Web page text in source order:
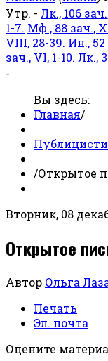
Утр. - Лк., 106
1-7. Мф., 88 зач.,
VIII, 28-39. Ин., 52
зач., VI, 1-10. Лк.,
-
Вы здесь:
Главная/
/Открытое
Вторник, 08
Открытое
Автор Ольга
Печать
Эл. почта
Оцените